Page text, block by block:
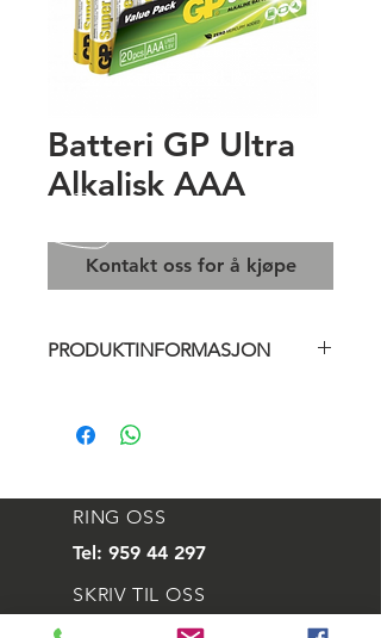
Batteri GP Ultra
Alkalisk AAA
Kontakt oss for å kjøpe
PRODUKTINFORMASJON
(20 stk)
Det alkaliske batteriet holder en
bl.a. musikkspillere, digitalkamera
og lommelykter.
RING OSS
Tel: 959 44 297
SKRIV TIL OSS
svein@aleskip.no